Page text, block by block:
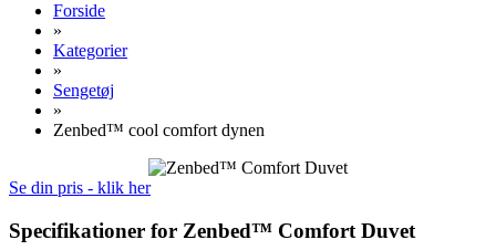
Forside
»
Kategorier
»
Sengetøj
»
Zenbed™ cool comfort dynen
Se din pris - klik her
Specifikationer for Zenbed™ Comfort Duvet